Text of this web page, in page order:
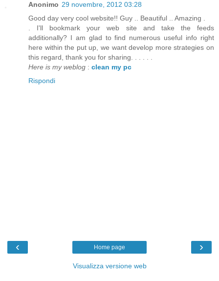
Anonimo 29 novembre, 2012 03:28
Good day very cool website!! Guy .. Beautiful .. Amazing .
. I'll bookmark your web site and take the feeds
additionally? I am glad to find numerous useful info right
here within the put up, we want develop more strategies on
this regard, thank you for sharing. . . . . .
Here is my weblog : clean my pc
Rispondi
‹ ›
Home page
Visualizza versione web